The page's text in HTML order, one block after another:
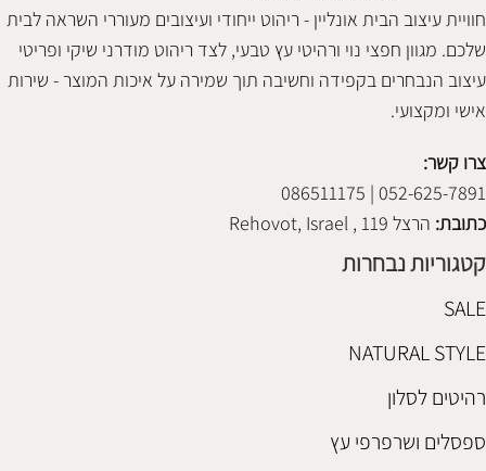
חוויית עיצוב הבית אונליין - ריהוט ייחודי ועיצובים מעוררי השראה לבית
שלכם. מגוון חפצי נוי ורהיטי עץ טבעי, לצד ריהוט מודרני שיקי ופריטי
עיצוב הנבחרים בקפידה וחשיבה תוך שמירה על איכות המוצר - שירות
אישי ומקצועי.
צרו קשר:
052-625-7891 | 086511175
כתובת: הרצל 119 , Rehovot, Israel
קטגוריות נבחרות
SALE
NATURAL STYLE
רהיטים לסלון
ספסלים ושרפרפי עץ